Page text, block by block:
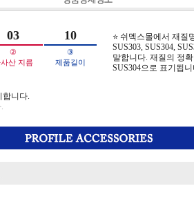
03 10
②
산 지름
③
제품길이
⭐ 쉬멕스몰에서 재질
SUS303, SUS304,
말합니다. 재질의 정
SUS304으로 표기됩니
합니다.